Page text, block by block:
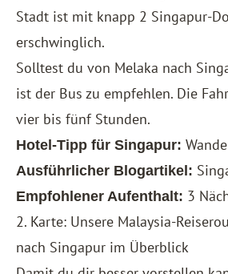
Stadt ist mit knapp 2 Singapur-
erschwinglich.
Solltest du von Melaka nach
ist der Bus zu empfehlen. Die
vier bis fünf Stunden.
Hotel-Tipp für Singapur:
Ausführlicher Blogartikel:
Empfohlener Aufenthalt: 3
2. Karte: Unsere Malaysia-
nach Singapur im Überblick